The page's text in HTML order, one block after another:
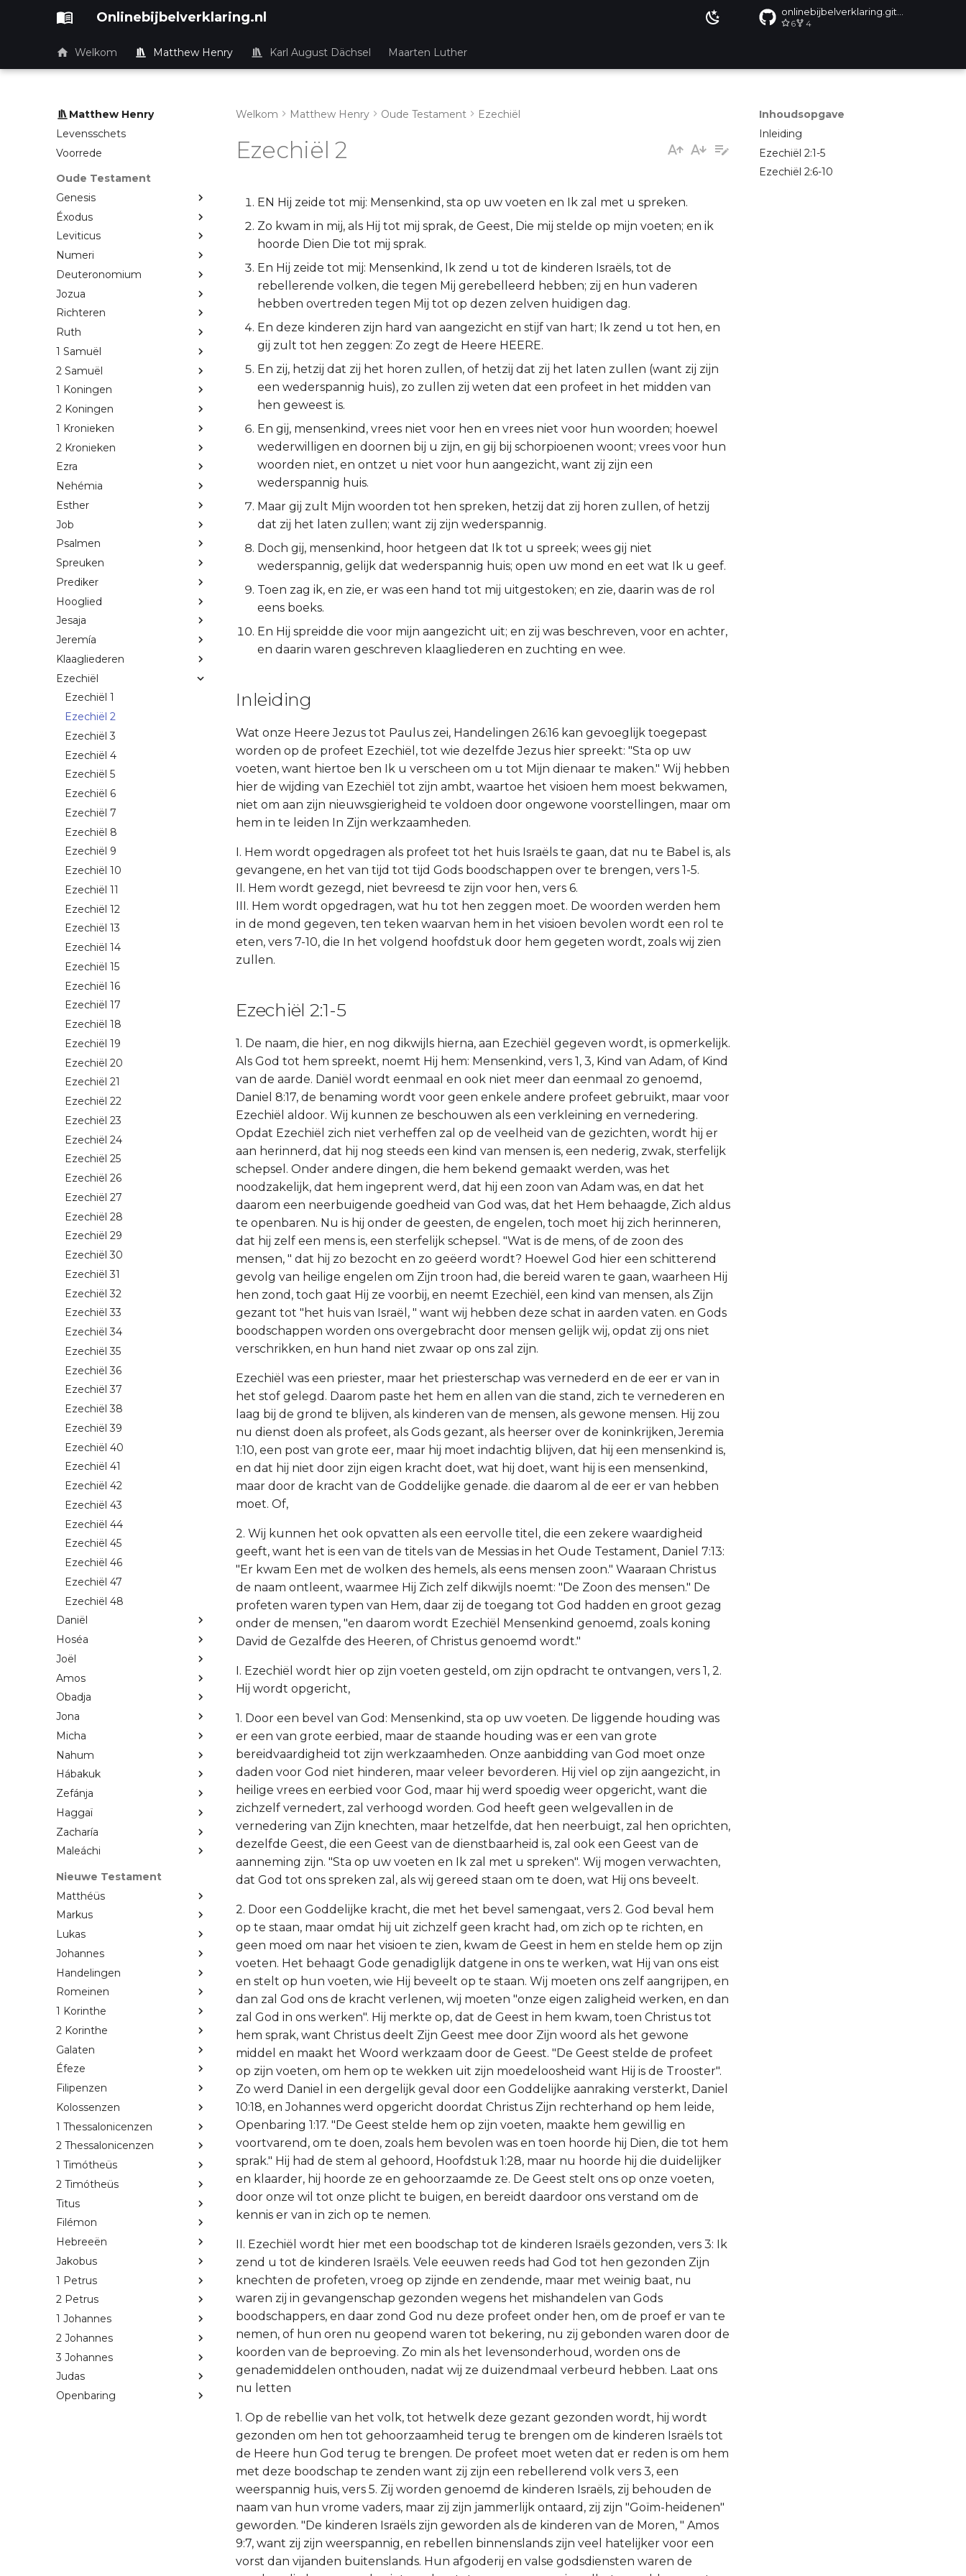
Onlinebijbelverklaring.nl 6 4
Welkom Matthew Henry Karl August Dächsel Maarten Luther
Matthew Henry
Levensschets
Voorrede
Oude Testament
Genesis
Éxodus
Leviticus
Numeri
Deuteronomium
Jozua
Richteren
Ruth
1 Samuël
2 Samuël
1 Koningen
2 Koningen
1 Kronieken
2 Kronieken
Ezra
Nehémia
Esther
Job
Psalmen
Spreuken
Prediker
Hooglied
Jesaja
Jeremía
Klaagliederen
Ezechiël
Ezechiël 1
Ezechiël 2
Ezechiël 3
Ezechiël 4
Ezechiël 5
Ezechiël 6
Ezechiël 7
Ezechiël 8
Ezechiël 9
Ezechiël 10
Ezechiël 11
Ezechiël 12
Ezechiël 13
Ezechiël 14
Ezechiël 15
Ezechiël 16
Ezechiël 17
Ezechiël 18
Ezechiël 19
Ezechiël 20
Ezechiël 21
Ezechiël 22
Ezechiël 23
Ezechiël 24
Ezechiël 25
Ezechiël 26
Ezechiël 27
Ezechiël 28
Ezechiël 29
Ezechiël 30
Ezechiël 31
Ezechiël 32
Ezechiël 33
Ezechiël 34
Ezechiël 35
Ezechiël 36
Ezechiël 37
Ezechiël 38
Ezechiël 39
Ezechiël 40
Ezechiël 41
Ezechiël 42
Ezechiël 43
Ezechiël 44
Ezechiël 45
Ezechiël 46
Ezechiël 47
Ezechiël 48
Daniël
Hoséa
Joël
Amos
Obadja
Jona
Micha
Nahum
Hábakuk
Zefánja
Haggaï
Zacharía
Maleáchi
Nieuwe Testament
Matthéüs
Markus
Lukas
Johannes
Handelingen
Romeinen
1 Korinthe
2 Korinthe
Galaten
Éfeze
Filipenzen
Kolossenzen
1 Thessalonicenzen
2 Thessalonicenzen
1 Timótheüs
2 Timótheüs
Titus
Filémon
Hebreeën
Jakobus
1 Petrus
2 Petrus
1 Johannes
2 Johannes
3 Johannes
Judas
Openbaring
Inhoudsopgave
Inleiding
Ezechiël 2:1-5
Ezechiël 2:6-10
Welkom Matthew Henry Oude Testament Ezechiël
Ezechiël 2
EN Hij zeide tot mij: Mensenkind, sta op uw voeten en Ik zal met u spreken.
Zo kwam in mij, als Hij tot mij sprak, de Geest, Die mij stelde op mijn voeten; en ik
hoorde Dien Die tot mij sprak.
En Hij zeide tot mij: Mensenkind, Ik zend u tot de kinderen Israëls, tot de
rebellerende volken, die tegen Mij gerebelleerd hebben; zij en hun vaderen
hebben overtreden tegen Mij tot op dezen zelven huidigen dag.
En deze kinderen zijn hard van aangezicht en stijf van hart; Ik zend u tot hen, en
gij zult tot hen zeggen: Zo zegt de Heere HEERE.
En zij, hetzij dat zij het horen zullen, of hetzij dat zij het laten zullen (want zij zijn
een wederspannig huis), zo zullen zij weten dat een profeet in het midden van
hen geweest is.
En gij, mensenkind, vrees niet voor hen en vrees niet voor hun woorden; hoewel
wederwilligen en doornen bij u zijn, en gij bij schorpioenen woont; vrees voor hun
woorden niet, en ontzet u niet voor hun aangezicht, want zij zijn een
wederspannig huis.
Maar gij zult Mijn woorden tot hen spreken, hetzij dat zij horen zullen, of hetzij
dat zij het laten zullen; want zij zijn wederspannig.
Doch gij, mensenkind, hoor hetgeen dat Ik tot u spreek; wees gij niet
wederspannig, gelijk dat wederspannig huis; open uw mond en eet wat Ik u geef.
Toen zag ik, en zie, er was een hand tot mij uitgestoken; en zie, daarin was de rol
eens boeks.
En Hij spreidde die voor mijn aangezicht uit; en zij was beschreven, voor en achter,
en daarin waren geschreven klaagliederen en zuchting en wee.
Inleiding
Wat onze Heere Jezus tot Paulus zei, Handelingen 26:16 kan gevoeglijk toegepast
worden op de profeet Ezechiël, tot wie dezelfde Jezus hier spreekt: "Sta op uw
voeten, want hiertoe ben Ik u verscheen om u tot Mijn dienaar te maken." Wij hebben
hier de wijding van Ezechiël tot zijn ambt, waartoe het visioen hem moest bekwamen,
niet om aan zijn nieuwsgierigheid te voldoen door ongewone voorstellingen, maar om
hem in te leiden In Zijn werkzaamheden.
I. Hem wordt opgedragen als profeet tot het huis Israëls te gaan, dat nu te Babel is, als
gevangene, en het van tijd tot tijd Gods boodschappen over te brengen, vers 1-5.
II. Hem wordt gezegd, niet bevreesd te zijn voor hen, vers 6.
III. Hem wordt opgedragen, wat hu tot hen zeggen moet. De woorden werden hem
in de mond gegeven, ten teken waarvan hem in het visioen bevolen wordt een rol te
eten, vers 7-10, die In het volgend hoofdstuk door hem gegeten wordt, zoals wij zien
zullen.
Ezechiël 2:1-5
1. De naam, die hier, en nog dikwijls hierna, aan Ezechiël gegeven wordt, is opmerkelijk.
Als God tot hem spreekt, noemt Hij hem: Mensenkind, vers 1, 3, Kind van Adam, of Kind
van de aarde. Daniël wordt eenmaal en ook niet meer dan eenmaal zo genoemd,
Daniel 8:17, de benaming wordt voor geen enkele andere profeet gebruikt, maar voor
Ezechiël aldoor. Wij kunnen ze beschouwen als een verkleining en vernedering.
Opdat Ezechiël zich niet verheffen zal op de veelheid van de gezichten, wordt hij er
aan herinnerd, dat hij nog steeds een kind van mensen is, een nederig, zwak, sterfelijk
schepsel. Onder andere dingen, die hem bekend gemaakt werden, was het
noodzakelijk, dat hem ingeprent werd, dat hij een zoon van Adam was, en dat het
daarom een neerbuigende goedheid van God was, dat het Hem behaagde, Zich aldus
te openbaren. Nu is hij onder de geesten, de engelen, toch moet hij zich herinneren,
dat hij zelf een mens is, een sterfelijk schepsel. "Wat is de mens, of de zoon des
mensen, " dat hij zo bezocht en zo geëerd wordt? Hoewel God hier een schitterend
gevolg van heilige engelen om Zijn troon had, die bereid waren te gaan, waarheen Hij
hen zond, toch gaat Hij ze voorbij, en neemt Ezechiël, een kind van mensen, als Zijn
gezant tot "het huis van Israël, " want wij hebben deze schat in aarden vaten. en Gods
boodschappen worden ons overgebracht door mensen gelijk wij, opdat zij ons niet
verschrikken, en hun hand niet zwaar op ons zal zijn.
Ezechiël was een priester, maar het priesterschap was vernederd en de eer er van in
het stof gelegd. Daarom paste het hem en allen van die stand, zich te vernederen en
laag bij de grond te blijven, als kinderen van de mensen, als gewone mensen. Hij zou
nu dienst doen als profeet, als Gods gezant, als heerser over de koninkrijken, Jeremia
1:10, een post van grote eer, maar hij moet indachtig blijven, dat hij een mensenkind is,
en dat hij niet door zijn eigen kracht doet, wat hij doet, want hij is een mensenkind,
maar door de kracht van de Goddelijke genade. die daarom al de eer er van hebben
moet. Of,
2. Wij kunnen het ook opvatten als een eervolle titel, die een zekere waardigheid
geeft, want het is een van de titels van de Messias in het Oude Testament, Daniel 7:13:
"Er kwam Een met de wolken des hemels, als eens mensen zoon." Waaraan Christus
de naam ontleent, waarmee Hij Zich zelf dikwijls noemt: "De Zoon des mensen." De
profeten waren typen van Hem, daar zij de toegang tot God hadden en groot gezag
onder de mensen, "en daarom wordt Ezechiël Mensenkind genoemd, zoals koning
David de Gezalfde des Heeren, of Christus genoemd wordt."
I. Ezechiël wordt hier op zijn voeten gesteld, om zijn opdracht te ontvangen, vers 1, 2.
Hij wordt opgericht,
1. Door een bevel van God: Mensenkind, sta op uw voeten. De liggende houding was
er een van grote eerbied, maar de staande houding was er een van grote
bereidvaardigheid tot zijn werkzaamheden. Onze aanbidding van God moet onze
daden voor God niet hinderen, maar veleer bevorderen. Hij viel op zijn aangezicht, in
heilige vrees en eerbied voor God, maar hij werd spoedig weer opgericht, want die
zichzelf vernedert, zal verhoogd worden. God heeft geen welgevallen in de
vernedering van Zijn knechten, maar hetzelfde, dat hen neerbuigt, zal hen oprichten,
dezelfde Geest, die een Geest van de dienstbaarheid is, zal ook een Geest van de
aanneming zijn. "Sta op uw voeten en Ik zal met u spreken". Wij mogen verwachten,
dat God tot ons spreken zal, als wij gereed staan om te doen, wat Hij ons beveelt.
2. Door een Goddelijke kracht, die met het bevel samengaat, vers 2. God beval hem
op te staan, maar omdat hij uit zichzelf geen kracht had, om zich op te richten, en
geen moed om naar het visioen te zien, kwam de Geest in hem en stelde hem op zijn
voeten. Het behaagt Gode genadiglijk datgene in ons te werken, wat Hij van ons eist
en stelt op hun voeten, wie Hij beveelt op te staan. Wij moeten ons zelf aangrijpen, en
dan zal God ons de kracht verlenen, wij moeten "onze eigen zaligheid werken, en dan
zal God in ons werken". Hij merkte op, dat de Geest in hem kwam, toen Christus tot
hem sprak, want Christus deelt Zijn Geest mee door Zijn woord als het gewone
middel en maakt het Woord werkzaam door de Geest. "De Geest stelde de profeet
op zijn voeten, om hem op te wekken uit zijn moedeloosheid want Hij is de Trooster".
Zo werd Daniel in een dergelijk geval door een Goddelijke aanraking versterkt, Daniel
10:18, en Johannes werd opgericht doordat Christus Zijn rechterhand op hem leide,
Openbaring 1:17. "De Geest stelde hem op zijn voeten, maakte hem gewillig en
voortvarend, om te doen, zoals hem bevolen was en toen hoorde hij Dien, die tot hem
sprak." Hij had de stem al gehoord, Hoofdstuk 1:28, maar nu hoorde hij die duidelijker
en klaarder, hij hoorde ze en gehoorzaamde ze. De Geest stelt ons op onze voeten,
door onze wil tot onze plicht te buigen, en bereidt daardoor ons verstand om de
kennis er van in zich op te nemen.
II. Ezechiël wordt hier met een boodschap tot de kinderen Israëls gezonden, vers 3: Ik
zend u tot de kinderen Israëls. Vele eeuwen reeds had God tot hen gezonden Zijn
knechten de profeten, vroeg op zijnde en zendende, maar met weinig baat, nu
waren zij in gevangenschap gezonden wegens het mishandelen van Gods
boodschappers, en daar zond God nu deze profeet onder hen, om de proef er van te
nemen, of hun oren nu geopend waren tot bekering, nu zij gebonden waren door de
koorden van de beproeving. Zo min als het levensonderhoud, worden ons de
genademiddelen onthouden, nadat wij ze duizendmaal verbeurd hebben. Laat ons
nu letten
1. Op de rebellie van het volk, tot hetwelk deze gezant gezonden wordt, hij wordt
gezonden om hen tot gehoorzaamheid terug te brengen om de kinderen Israëls tot
de Heere hun God terug te brengen. De profeet moet weten dat er reden is om hem
met deze boodschap te zenden want zij zijn een rebellerend volk vers 3, een
weerspannig huis, vers 5. Zij worden genoemd de kinderen Israëls, zij behouden de
naam van hun vrome vaders, maar zij zijn jammerlijk ontaard, zij zijn "Goïm-heidenen"
geworden. "De kinderen Israëls zijn geworden als de kinderen van de Moren, " Amos
9:7, want zij zijn weerspannig, en rebellen binnenslands zijn veel hatelijker voor een
vorst dan vijanden buitenslands. Hun afgoderij en valse godsdiensten waren de